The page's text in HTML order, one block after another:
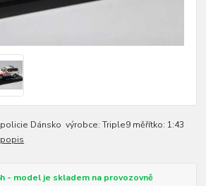
Dánsko výrobce: Triple9 měřítko: 1:43
- model je skladem na provozovně